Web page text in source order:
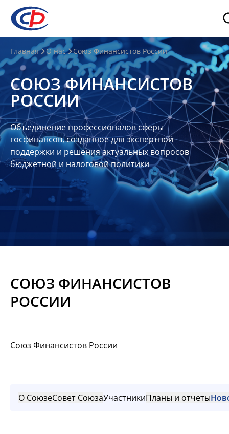
О
нас
О
СФР
Совет
Союза
Участники
Планы
отчеты
Контакты
Материалы
Главная О нас Союз Финансистов России
СОЮЗ ФИНАНСИСТОВ
РОССИИ
Объединение профессионалов сферы
госфинансов, созданное для экспертной
поддержки и решения актуальных вопросов
бюджетной и налоговой политики
СОЮЗ ФИНАНСИСТОВ
РОССИИ
Союз Финансистов России
О СоюзеСовет СоюзаУчастникиПланы и отчеты